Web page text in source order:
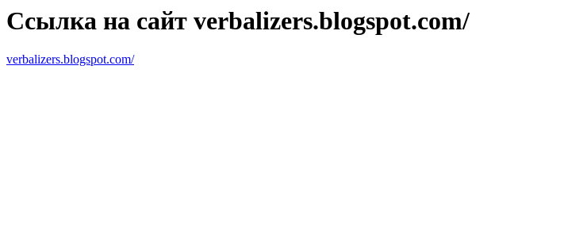
Ссылка на сайт verbalizers.blogspot.com/
verbalizers.blogspot.com/